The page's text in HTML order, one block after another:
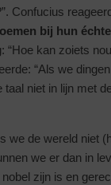
Confucius
bij hun
kan zoiets
“Als we
taal niet in lijn met
we de wereld niet
we er dan in
zijn is en